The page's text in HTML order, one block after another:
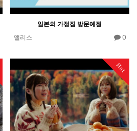
일본의 가정집 방문예절
앨리스
0
Hot